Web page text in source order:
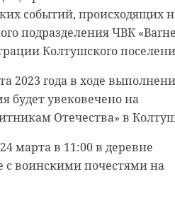
событий, происходящих
подразделения ЧВК
Колтушского
2023 года в ходе
будет увековечено на
Отечества» в
марта в 11:00 в деревне
воинскими почестями на
оказываясь практически
за северным сиянием
Фотографии были
Болото». В Волоярви небо
Огни Авроры танцевали
поднимались над
только поднять уровень
помочь им защититься от
Тимур Зайнуллин.
очередь рассказал, что
и каналы
области и
смогут оперативно
финансовым темам.
проводить в